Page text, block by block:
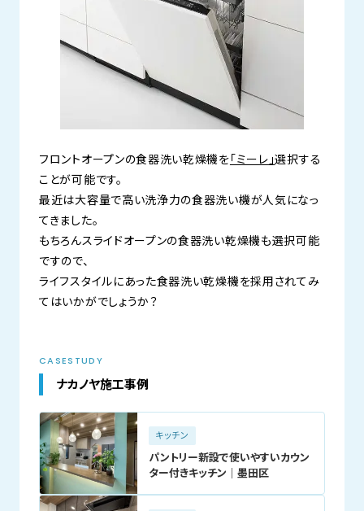
フロントオープンの食器洗い乾燥機を「ミーレ」選択する
ことが可能です。
最近は大容量で高い洗浄力の食器洗い機が人気になっ
てきました。
もちろんスライドオープンの食器洗い乾燥機も選択可能
ですので、
ライフスタイルにあった食器洗い乾燥機を採用されてみ
てはいかがでしょうか？
CASESTUDY
ナカノヤ施工事例
キッチン
パントリー新設で使いやすいカウン
ター付きキッチン｜墨田区